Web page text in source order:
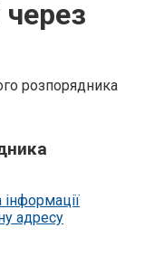
через
розпорядника
адресу